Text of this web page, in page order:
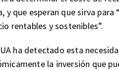
y que esperan que sirva
rentables y sostenibles”.
ha detectado esta
la inversión que